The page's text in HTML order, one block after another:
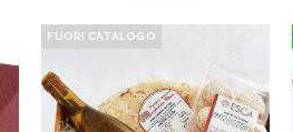
FUORI CATALOGO